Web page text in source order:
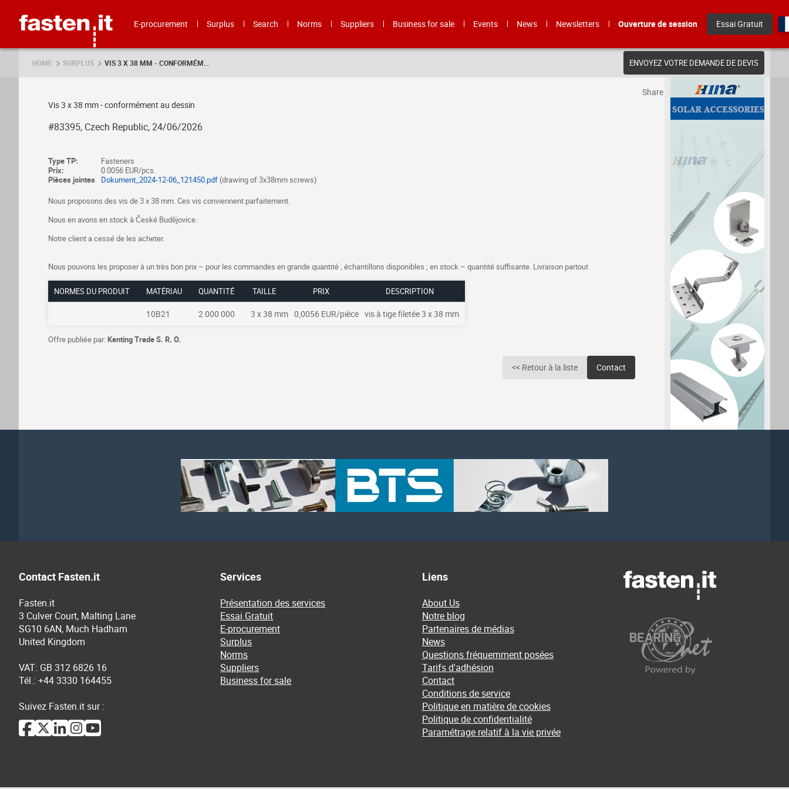
E-procurement Surplus Search Norms Suppliers Business for sale Events News Newsletters Ouverture de session Essai Gratuit
HOME SURPLUS VIS 3 X 38 MM - CONFORMÉM... ENVOYEZ VOTRE DEMANDE DE DEVIS
Vis 3 x 38 mm - conformément au dessin
#83395, Czech Republic, 24/06/2026
Type TP:
Fasteners
Prix:
0.0056 EUR/pcs.
Pièces jointes
Dokument_2024-12-06_121450.pdf (drawing of 3x38mm screws)
Nous proposons des vis de 3 x 38 mm. Ces vis conviennent parfaitement.
Nous en avons en stock à České Budějovice.
Notre client a cessé de les acheter.
Nous pouvons les proposer à un très bon prix – pour les commandes en grande quantité ; échantillons disponibles ; en stock – quantité suffisante. Livraison partout
NORMES DU PRODUIT MATÉRIAU QUANTITÉ TAILLE PRIX DESCRIPTION
10B21 2 000 000 3 x 38 mm 0,0056 EUR/pièce vis à tige filetée 3 x 38 mm
Offre publiée par: Kenting Trade S. R. O.
<< Retour à la liste Contact
Share
Contact Fasten.it
Fasten.it
3 Culver Court, Malting Lane
SG10 6AN, Much Hadham
United Kingdom
VAT: GB 312 6826 16
Tél.: +44 3330 164455
Suivez Fasten.it sur :
Services
Présentation des services
Essai Gratuit
E-procurement
Surplus
Norms
Suppliers
Business for sale
Liens
About Us
Notre blog
Partenaires de médias
News
Questions fréquemment posées
Tarifs d'adhésion
Contact
Conditions de service
Politique en matière de cookies
Politique de confidentialité
Paramétrage relatif à la vie privée